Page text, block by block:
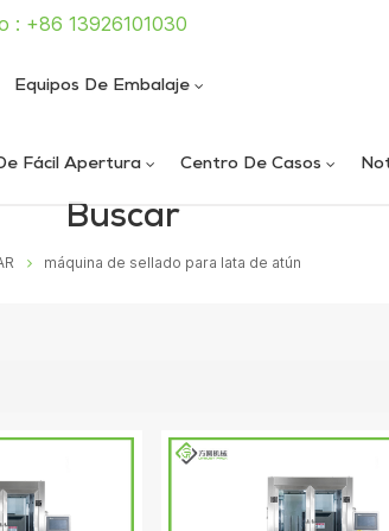
: +86 13926101030
Equipos De Embalaje
Fácil Apertura Centro De Casos
Buscar
máquina de sellado para lata de atún